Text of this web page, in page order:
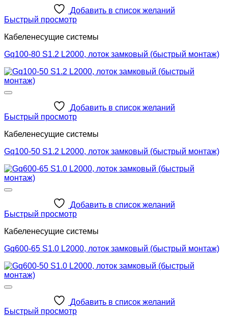
Добавить в список желаний
Быстрый просмотр
Кабеленесущие системы
Gq100-80 S1.2 L2000, лоток замковый (быстрый монтаж)
Добавить в список желаний
Быстрый просмотр
Кабеленесущие системы
Gq100-50 S1.2 L2000, лоток замковый (быстрый монтаж)
Добавить в список желаний
Быстрый просмотр
Кабеленесущие системы
Gq600-65 S1.0 L2000, лоток замковый (быстрый монтаж)
Добавить в список желаний
Быстрый просмотр